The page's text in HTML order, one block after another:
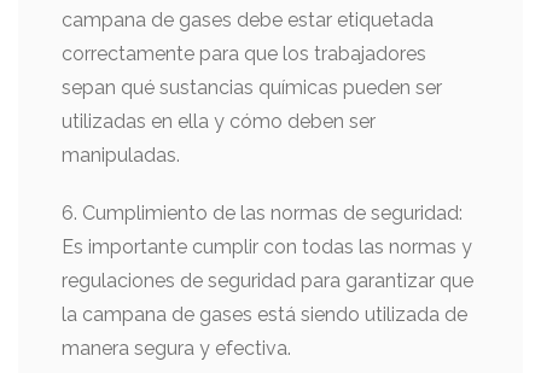
campana de gases debe estar etiquetada
correctamente para que los trabajadores
sepan qué sustancias químicas pueden ser
utilizadas en ella y cómo deben ser
manipuladas.
6. Cumplimiento de las normas de seguridad:
Es importante cumplir con todas las normas y
regulaciones de seguridad para garantizar que
la campana de gases está siendo utilizada de
manera segura y efectiva.